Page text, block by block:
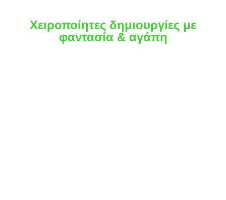
Χειροποίητες δημιουργίες με
φαντασία & αγάπη